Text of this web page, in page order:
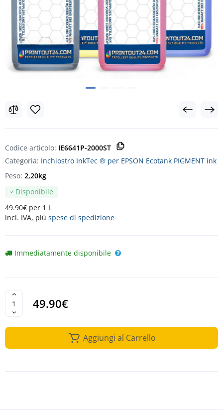
Codice articolo: IE6641P-2000ST
Categoria: Inchiostro InkTec ® per EPSON Ecotank PIGMENT ink
Disponibile
49.90€ per 1 L
incl. IVA, più spese di spedizione
Peso: 2,20kg
Immediatamente disponibile
49.90€
Aggiungi al Carrello